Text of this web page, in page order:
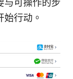
与可操作的步
行动。